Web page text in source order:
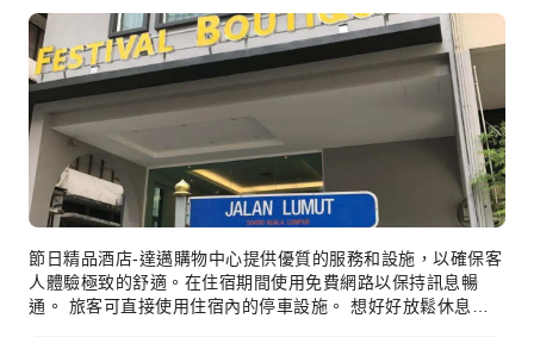
節日精品酒店-達邁購物中心提供優質的服務和設施，以確保客
人體驗極致的舒適。在住宿期間使用免費網路以保持訊息暢
通。 旅客可直接使用住宿內的停車設施。 想好好放鬆休息